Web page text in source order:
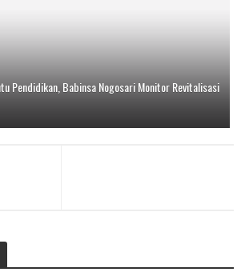
Pendidikan, Babinsa Nogosari Monitor Revitalisasi